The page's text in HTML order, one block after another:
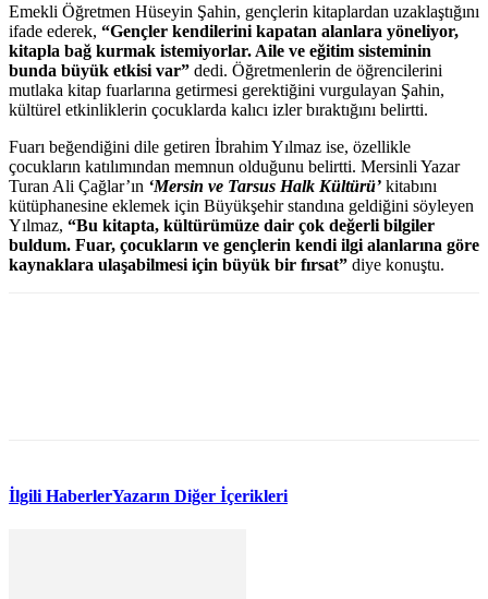
Emekli Öğretmen Hüseyin Şahin, gençlerin kitaplardan uzaklaştığını
ifade ederek, “Gençler kendilerini kapatan alanlara yöneliyor,
kitapla bağ kurmak istemiyorlar. Aile ve eğitim sisteminin
bunda büyük etkisi var” dedi. Öğretmenlerin de öğrencilerini
mutlaka kitap fuarlarına getirmesi gerektiğini vurgulayan Şahin,
kültürel etkinliklerin çocuklarda kalıcı izler bıraktığını belirtti.
Fuarı beğendiğini dile getiren İbrahim Yılmaz ise, özellikle
çocukların katılımından memnun olduğunu belirtti. Mersinli Yazar
Turan Ali Çağlar’ın ‘Mersin ve Tarsus Halk Kültürü’ kitabını
kütüphanesine eklemek için Büyükşehir standına geldiğini söyleyen
Yılmaz, “Bu kitapta, kültürümüze dair çok değerli bilgiler
buldum. Fuar, çocukların ve gençlerin kendi ilgi alanlarına göre
kaynaklara ulaşabilmesi için büyük bir fırsat” diye konuştu.
İlgili HaberlerYazarın Diğer İçerikleri